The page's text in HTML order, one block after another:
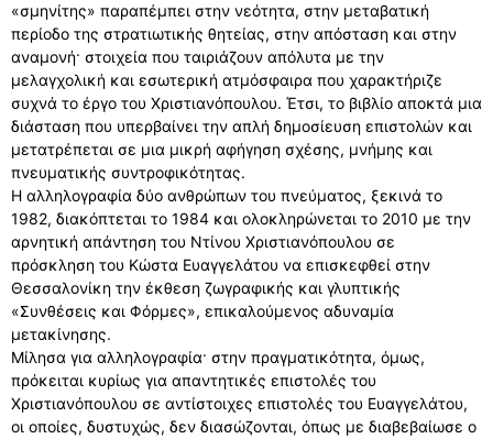
«σμηνίτης» παραπέμπει στην νεότητα, στην μεταβατική
περίοδο της στρατιωτικής θητείας, στην απόσταση και στην
αναμονή· στοιχεία που ταιριάζουν απόλυτα με την
μελαγχολική και εσωτερική ατμόσφαιρα που χαρακτήριζε
συχνά το έργο του Χριστιανόπουλου. Έτσι, το βιβλίο αποκτά μια
διάσταση που υπερβαίνει την απλή δημοσίευση επιστολών και
μετατρέπεται σε μια μικρή αφήγηση σχέσης, μνήμης και
πνευματικής συντροφικότητας.
Η αλληλογραφία δύο ανθρώπων του πνεύματος, ξεκινά το
1982, διακόπτεται το 1984 και ολοκληρώνεται το 2010 με την
αρνητική απάντηση του Ντίνου Χριστιανόπουλου σε
πρόσκληση του Κώστα Ευαγγελάτου να επισκεφθεί στην
Θεσσαλονίκη την έκθεση ζωγραφικής και γλυπτικής
«Συνθέσεις και Φόρμες», επικαλούμενος αδυναμία
μετακίνησης.
Μίλησα για αλληλογραφία· στην πραγματικότητα, όμως,
πρόκειται κυρίως για απαντητικές επιστολές του
Χριστιανόπουλου σε αντίστοιχες επιστολές του Ευαγγελάτου,
οι οποίες, δυστυχώς, δεν διασώζονται, όπως με διαβεβαίωσε ο